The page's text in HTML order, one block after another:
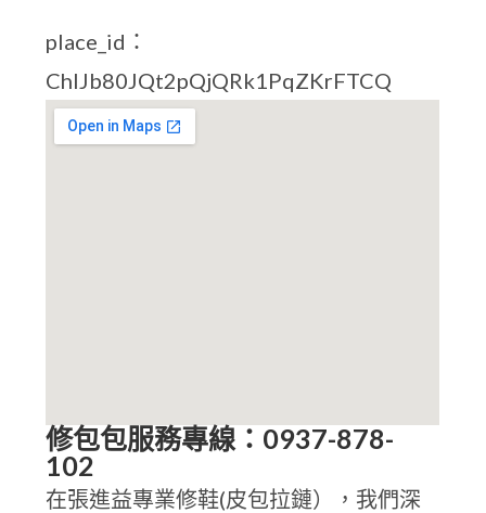
place_id：
ChIJb80JQt2pQjQRk1PqZKrFTCQ
修包包服務專線：0937-878-
102
在張進益專業修鞋(皮包拉鏈），我們深